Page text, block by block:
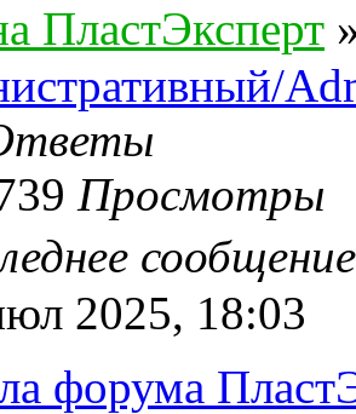
ПластЭксперт
Просмотры
2025, 18:03
форума